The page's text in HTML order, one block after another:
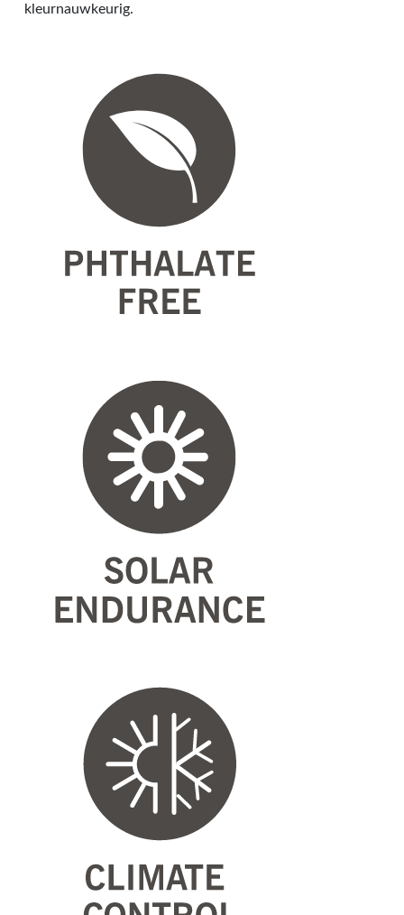
kleurnauwkeurig.